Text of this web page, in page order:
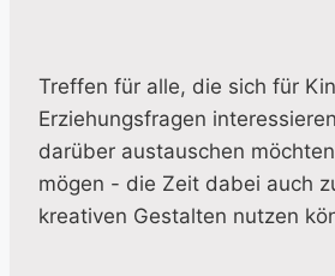
Treffen für alle, die sich für
Erziehungsfragen
darüber austauschen
mögen - die Zeit dabei auch
kreativen Gestalten nutzen